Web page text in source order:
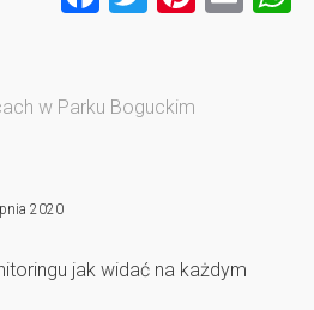
b er
w Parku Boguckim
2020
jak widać na każdym